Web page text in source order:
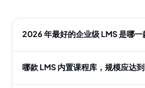
2026 年最好的企业级 LMS 是哪一
哪款 LMS 内置课程库，规模应达